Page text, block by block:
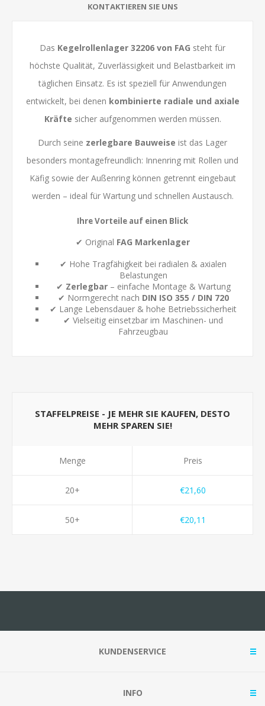
KONTAKTIEREN SIE UNS
Das Kegelrollenlager 32206 von FAG steht für
höchste Qualität, Zuverlässigkeit und Belastbarkeit im
täglichen Einsatz. Es ist speziell für Anwendungen
entwickelt, bei denen kombinierte radiale und axiale
Kräfte sicher aufgenommen werden müssen.
Durch seine zerlegbare Bauweise ist das Lager
besonders montagefreundlich: Innenring mit Rollen und
Käfig sowie der Außenring können getrennt eingebaut
werden – ideal für Wartung und schnellen Austausch.
Ihre Vorteile auf einen Blick
✔ Original FAG Markenlager
✔ Hohe Tragfähigkeit bei radialen & axialen
Belastungen
✔ Zerlegbar– einfache Montage & Wartung
✔ Normgerecht nach DIN ISO 355 / DIN 720
✔ Lange Lebensdauer & hohe Betriebssicherheit
✔ Vielseitig einsetzbar im Maschinen- und
Fahrzeugbau
STAFFELPREISE - JE MEHR SIE KAUFEN, DESTO
MEHR SPAREN SIE!
Menge
20+
50+
Preis
€21,60
€20,11
KUNDENSERVICE
INFO